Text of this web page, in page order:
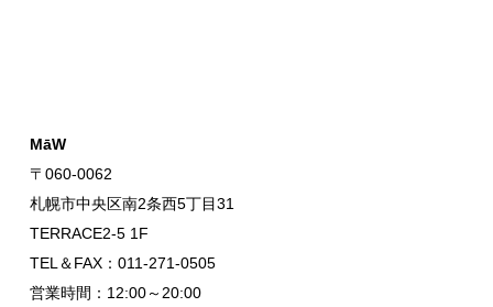
MāW
〒060-0062
札幌市中央区南2条西5丁目31
TERRACE2-5 1F
TEL＆FAX：011-271-0505
営業時間：12:00～20:00